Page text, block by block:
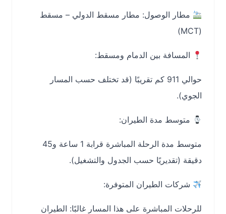
مطار الوصول: مطار مسقط الدولي – مسقط
المسافة بين الدمام ومسقط:
حوالي 911 كم تقريبًا (قد تختلف حسب المسار
الجوي).
متوسط مدة الطيران:
متوسط مدة الرحلة المباشرة قرابة 1 ساعة و45
دقيقة (تقديريًا حسب الجدول والتشغيل).
شركات الطيران المتوفرة:
للرحلات المباشرة على هذا المسار غالبًا: الطيران